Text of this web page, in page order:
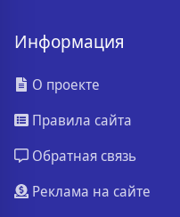
Информация
О проекте
Правила сайта
Обратная связь
Реклама на сайте